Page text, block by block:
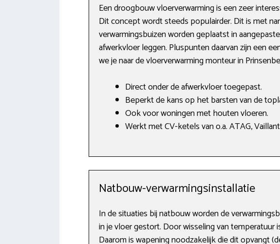
Een droogbouw vloerverwarming is een zeer
Dit concept wordt steeds populairder. Dit is met
verwarmingsbuizen worden geplaatst in
afwerkvloer leggen. Pluspunten daarvan zijn een
we je naar de vloerverwarming monteur in
Direct onder de afwerkvloer toegepast.
Beperkt de kans op het barsten van de
Ook voor woningen met houten vloeren.
Werkt met CV-ketels van o.a. ATAG,
Natbouw-verwarmingsinstallatie
In de situaties bij natbouw worden de
in je vloer gestort. Door wisseling van
Daarom is wapening noodzakelijk die dit opvangt